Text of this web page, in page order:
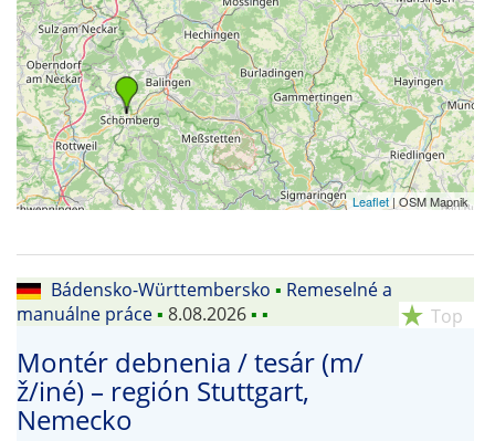
Leaflet| OSM Mapnik
Bádensko-Württembersko ▪ Remeselné a
manuálne práce▪ 8.08.2026▪ ▪ star_rate Top
Montér debnenia / tesár (m/
ž/iné) – región Stuttgart,
Nemecko